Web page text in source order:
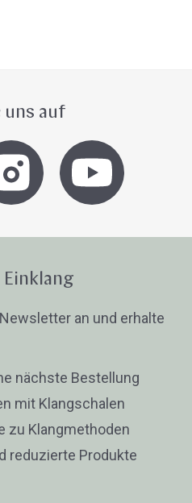
uns auf
an und erhalte
nächste Bestellung
mit Klangschalen
zu Klangmethoden
reduzierte Produkte